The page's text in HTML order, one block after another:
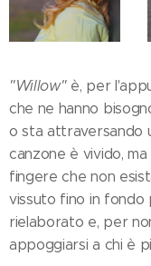
"Willow"è, per
che ne hanno
o sta attraversando
canzone è vivido,
fingere che non
vissuto fino in
rielaborato e, per
appoggiarsi a chi è